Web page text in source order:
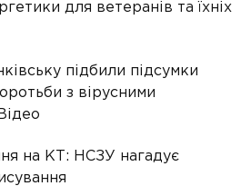
для ветеранів та їхніх
підбили підсумки
з вірусними
на КТ: НСЗУ нагадує